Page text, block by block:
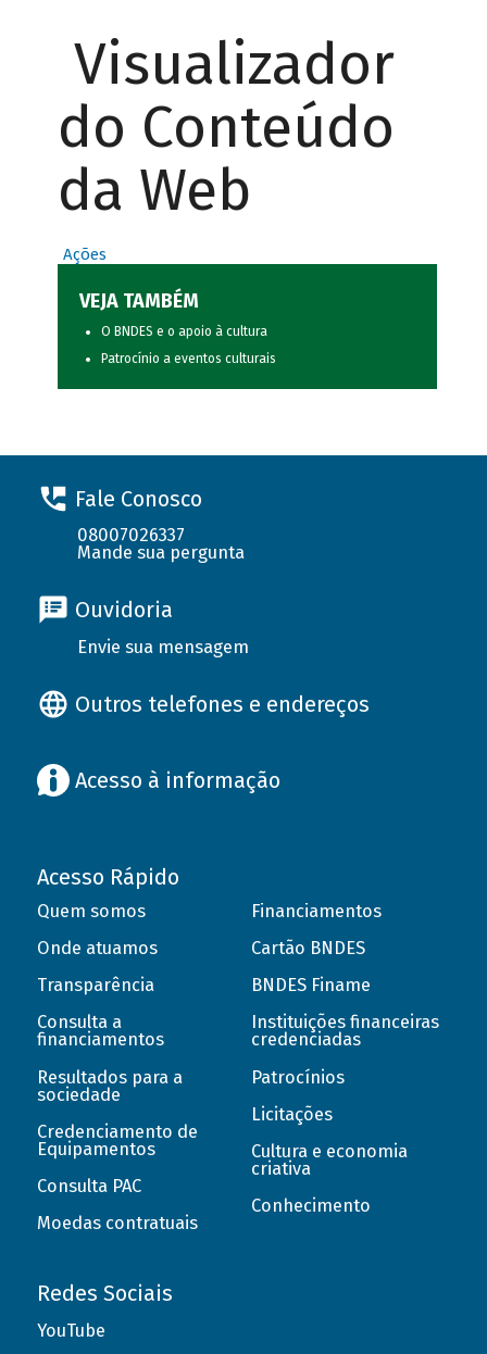
Visualizador
do Conteúdo
da Web
Ações
VEJA TAMBÉM
O BNDES e o apoio à cultura
Patrocínio a eventos culturais
Fale Conosco
08007026337
Mande sua pergunta
Ouvidoria
Envie sua mensagem
Outros telefones e endereços
Acesso à informação
Acesso Rápido
Quem somos
Onde atuamos
Transparência
Consulta a
financiamentos
Resultados para a
sociedade
Credenciamento de
Equipamentos
Consulta PAC
Moedas contratuais
Financiamentos
Cartão BNDES
BNDES Finame
Instituições financeiras
credenciadas
Patrocínios
Licitações
Cultura e economia
criativa
Conhecimento
Redes Sociais
YouTube